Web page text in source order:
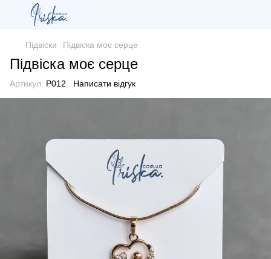
Підвіски Підвіска моє серце
Підвіска моє серце
Артикул: P012 Написати відгук